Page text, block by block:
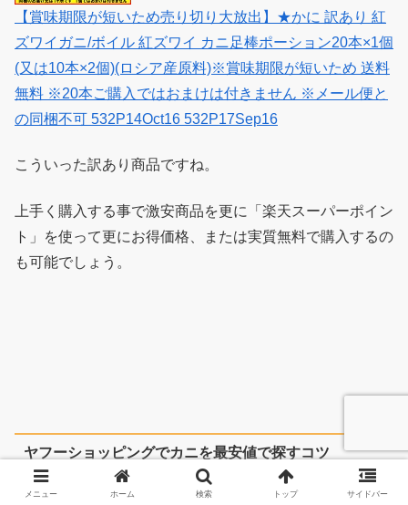
【賞味期限が短いため売り切り大放出】★かに 訳あり 紅
ズワイガニ/ボイル 紅ズワイ カニ足棒ポーション20本×1個
(又は10本×2個)(ロシア産原料)※賞味期限が短いため 送料
無料 ※20本ご購入ではおまけは付きません ※メール便と
の同梱不可 532P14Oct16 532P17Sep16
こういった訳あり商品ですね。
上手く購入する事で激安商品を更に「楽天スーパーポイン
ト」を使って更にお得価格、または実質無料で購入するの
も可能でしょう。
ヤフーショッピングでカニを最安値で探すコツ
メニュー ホーム 検索 トップ サイドバー